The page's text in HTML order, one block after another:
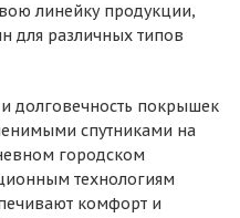
линейку продукции,
для различных типов
и долговечность покрышек
спутниками на
городском
технологиям
комфорт и